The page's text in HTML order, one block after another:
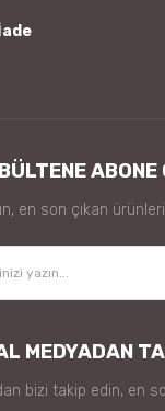
ABONE
en son çıkan
MEDYADAN
bizi takip edin, en